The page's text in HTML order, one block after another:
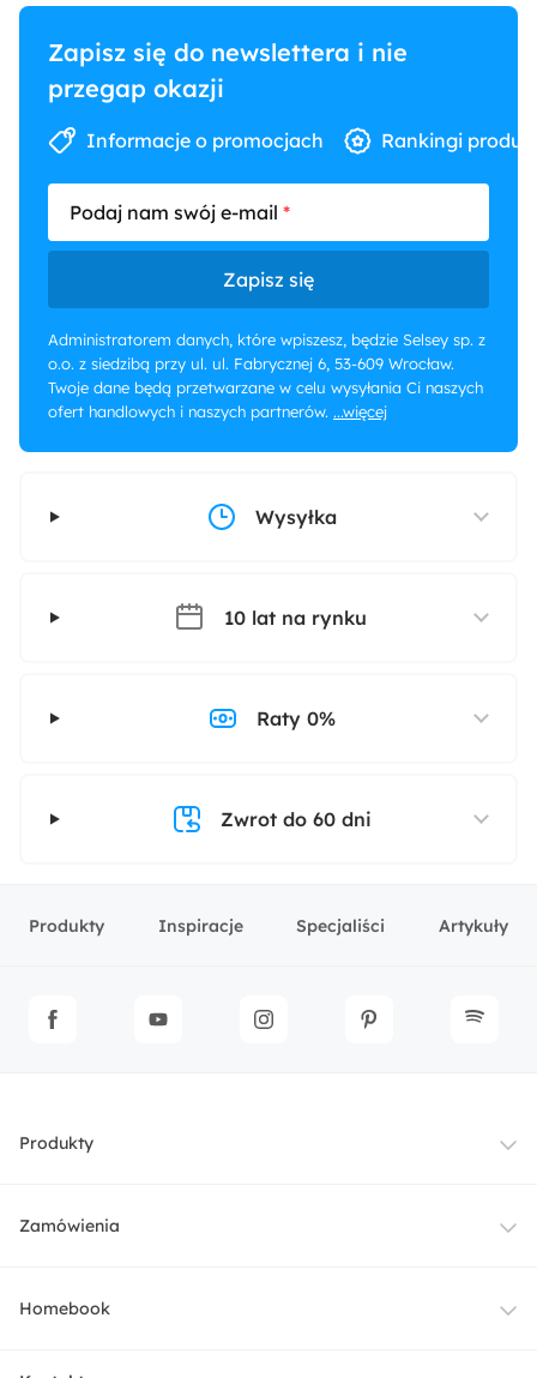
Zapisz się do newslettera i nie
przegap okazji
Informacje o promocjach Rankingi
Podaj nam swój e-mail
Zapisz się
Administratorem danych, które wpiszesz, będzie Selsey sp. z
o.o. z siedzibą przy ul. ul. Fabrycznej 6, 53-609 Wrocław.
Twoje dane będą przetwarzane w celu wysyłania Ci naszych
ofert handlowych i naszych partnerów. ...więcej
Wysyłka
10 lat na rynku
Raty 0%
Zwrot do 60 dni
Produkty Inspiracje Specjaliści Artykuły
Produkty
Meble
Zamówienia
Dostawa
Homebook